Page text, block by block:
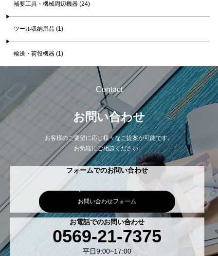
補要工具・機械周辺機器 (24)
ツール収納用品 (1)
輸送・荷役機器 (1)
Contact
お問い合わせ
お客様のご要望に応じ様々なご提案が可能です。
お気軽にご相談ください。
フォームでのお問い合わせ
お問い合わせフォーム
お電話でのお問い合わせ
0569-21-7375
平日9:00~17:00